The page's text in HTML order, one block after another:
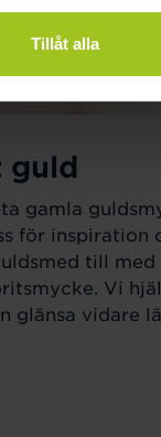
Tillåt alla
guld
gamla
för inspiration
till
Vi
glänsa vidare